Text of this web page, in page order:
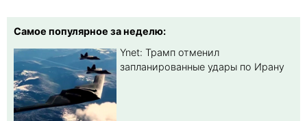
Самое популярное за неделю:
Ynet: Трамп отменил
запланированные удары по Ирану